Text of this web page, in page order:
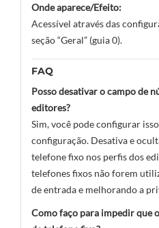
Onde aparece/Efeito:
Acessível através das
seção “Geral” (guia 0).
FAQ
Posso desativar o campo de
editores?
Sim, você pode configurar
configuração. Desativa e
telefone fixo nos perfis dos
telefones fixos não forem
de entrada e melhorando a
Como faço para impedir que